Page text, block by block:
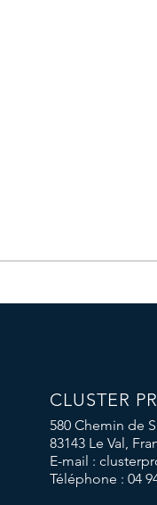
CLUSTER
580 Chemin de
83143 Le Val,
E-mail :
Téléphone : 04